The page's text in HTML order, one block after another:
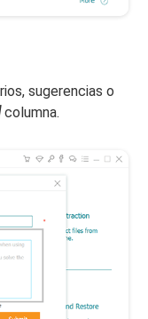
sugerencias o
columna.